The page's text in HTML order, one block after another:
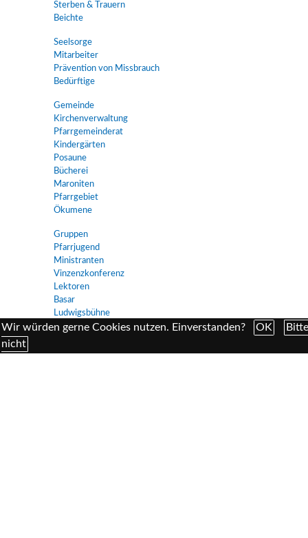
Wir würden gerne Cookies nutzen. Einverstanden? OK
nicht
Sterben & Trauern
Beichte
Seelsorge
Mitarbeiter
Prävention von Missbrauch
Bedürftige
Gemeinde
Kirchenverwaltung
Pfarrgemeinderat
Kindergärten
Posaune
Bücherei
Maroniten
Pfarrgebiet
Ökumene
Gruppen
Pfarrjugend
Ministranten
Vinzenzkonferenz
Lektoren
Basar
Ludwigsbühne
Senioren